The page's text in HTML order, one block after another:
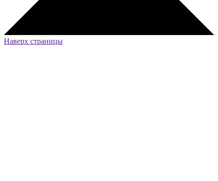
Наверх страницы